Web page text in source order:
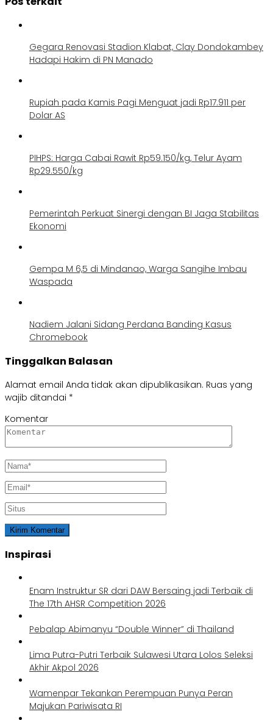
Gegara Renovasi Stadion Klabat, Clay Dondokambey
Hadapi Hakim di PN Manado
Rupiah pada Kamis Pagi Menguat jadi Rp17.911 per
Dolar AS
PIHPS: Harga Cabai Rawit Rp59.150/kg, Telur Ayam
Rp29.550/kg
Pemerintah Perkuat Sinergi dengan BI Jaga Stabilitas
Ekonomi
Gempa M 6,5 di Mindanao, Warga Sangihe Imbau
Waspada
Nadiem Jalani Sidang Perdana Banding Kasus
Chromebook
Tinggalkan Balasan
Alamat email Anda tidak akan dipublikasikan. Ruas yang
wajib ditandai *
Komentar
Inspirasi
Enam Instruktur SR dari DAW Bersaing jadi Terbaik di
The 17th AHSR Competition 2026
Pebalap Abimanyu “Double Winner” di Thailand
Lima Putra-Putri Terbaik Sulawesi Utara Lolos Seleksi
Akhir Akpol 2026
Wamenpar Tekankan Perempuan Punya Peran
Majukan Pariwisata RI